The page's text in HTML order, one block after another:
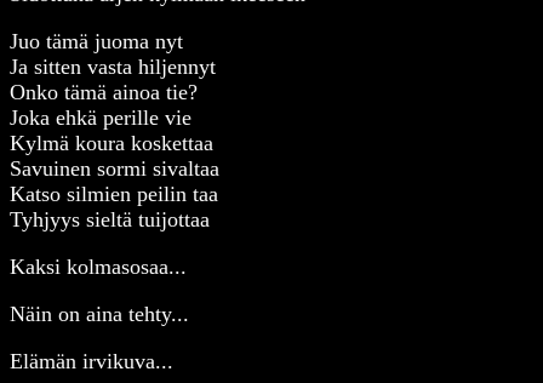
Juo tämä juoma nyt
Ja sitten vasta hiljennyt
Onko tämä ainoa tie?
Joka ehkä perille vie
Kylmä koura koskettaa
Savuinen sormi sivaltaa
Katso silmien peilin taa
Tyhjyys sieltä tuijottaa
Kaksi kolmasosaa...
Näin on aina tehty...
Elämän irvikuva...